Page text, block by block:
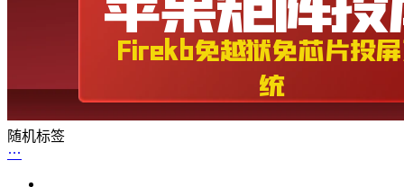
随机标签